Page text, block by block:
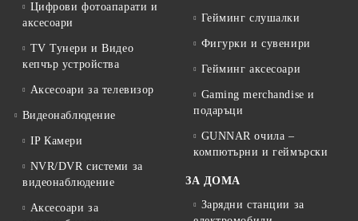
Цифрови фотоапарати и
аксесоари
TV Тунери и Видео
кепчър устройства
Аксесоари за телевизор
Видеонаблюдение
IP Камери
NVR/DVR системи за
видеонаблюдение
Аксесоари за
Гейминг слушалки
Фигурки и сувенири
Гейминг аксесоари
Gaming merchandise и
подаръци
GUNNAR очила –
компютърни и геймърски
ЗА ДОМА
Зарядни станции за